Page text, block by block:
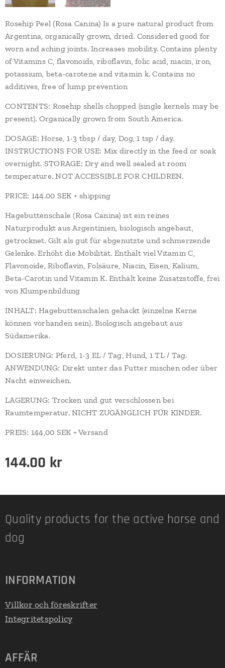
Rosehip Peel (Rosa Canina) Is a pure natural product from
Argentina, organically grown, dried. Considered good for
worn and aching joints. Increases mobility. Contains plenty
of Vitamins C, flavonoids, riboflavin, folic acid, niacin, iron,
potassium, beta-carotene and vitamin k. Contains no
additives, free of lump prevention
CONTENTS: Rosehip shells chopped (single kernels may be
present). Organically grown from South America.
DOSAGE: Horse, 1-3 tbsp / day, Dog, 1 tsp / day.
INSTRUCTIONS FOR USE: Mix directly in the feed or soak
overnight. STORAGE: Dry and well sealed at room
temperature. NOT ACCESSIBLE FOR CHILDREN.
PRICE: 144.00 SEK + shipping
Hagebuttenschale (Rosa Canina) ist ein reines
Naturprodukt aus Argentinien, biologisch angebaut,
getrocknet. Gilt als gut für abgenutzte und schmerzende
Gelenke. Erhöht die Mobilität. Enthält viel Vitamin C,
Flavonoide, Riboflavin, Folsäure, Niacin, Eisen, Kalium,
Beta-Carotin und Vitamin K. Enthält keine Zusatzstoffe, frei
von Klumpenbildung
INHALT: Hagebuttenschalen gehackt (einzelne Kerne
können vorhanden sein). Biologisch angebaut aus
Südamerika.
DOSIERUNG: Pferd, 1-3 EL / Tag, Hund, 1 TL / Tag.
ANWENDUNG: Direkt unter das Futter mischen oder über
Nacht einweichen.
LAGERUNG: Trocken und gut verschlossen bei
Raumtemperatur. NICHT ZUGÄNGLICH FÜR KINDER.
PREIS: 144,00 SEK + Versand
144.00 kr
Quality products for the active horse and
dog
INFORMATION
Villkor och föreskrifter
Integritetspolicy
AFFÄR